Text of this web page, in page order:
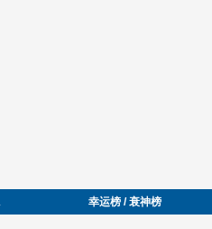
幸运榜 / 衰神榜